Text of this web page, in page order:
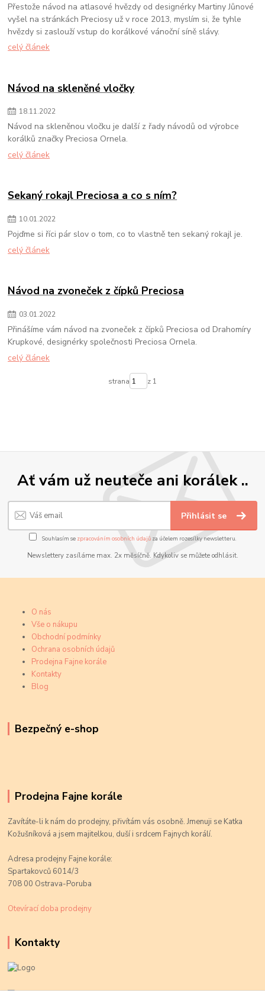
Přestože návod na atlasové hvězdy od designérky Martiny Jůnové
vyšel na stránkách Preciosy už v roce 2013, myslím si, že tyhle
hvězdy si zaslouží vstup do korálkové vánoční síně slávy.
celý článek
Návod na skleněné vločky
18.11.2022
Návod na skleněnou vločku je další z řady návodů od výrobce
korálků značky Preciosa Ornela.
celý článek
Sekaný rokajl Preciosa a co s ním?
10.01.2022
Pojďme si říci pár slov o tom, co to vlastně ten sekaný rokajl je.
celý článek
Návod na zvoneček z čípků Preciosa
03.01.2022
Přinášíme vám návod na zvoneček z čípků Preciosa od Drahomíry
Krupkové, designérky společnosti Preciosa Ornela.
celý článek
strana z 1
Ať vám už neuteče ani korálek ..
Přihlásit se
Souhlasím se zpracováním osobních údajůza účelem rozesílky newsletteru.
Newslettery zasíláme max. 2x měsíčně. Kdykoliv se můžete odhlásit.
O nás
Vše o nákupu
Obchodní podmínky
Ochrana osobních údajů
Prodejna Fajne korále
Kontakty
Blog
Bezpečný e-shop
Prodejna Fajne korále
Zavítáte-li k nám do prodejny, přivítám vás osobně. Jmenuji se Katka
Kožušníková a jsem majitelkou, duší i srdcem Fajnych korálí.
Adresa prodejny Fajne korále:
Spartakovců 6014/3
708 00 Ostrava-Poruba
Otevírací doba prodejny
Kontakty